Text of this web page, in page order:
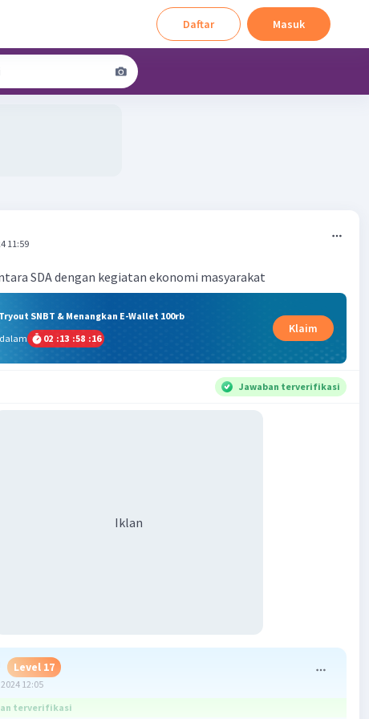
Daftar Masuk
11:59
SDA dengan kegiatan ekonomi masyarakat
SNBT & Menangkan E-Wallet 100rb
02 :13 :58 :15
Klaim
Jawaban terverifikasi
Iklan
Level 17
12:05
terverifikasi